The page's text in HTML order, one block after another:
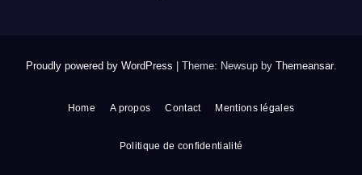
Proudly powered by WordPress Theme: Newsup by Themeansar.
Home A propos Contact Mentions légales
Politique de confidentialité